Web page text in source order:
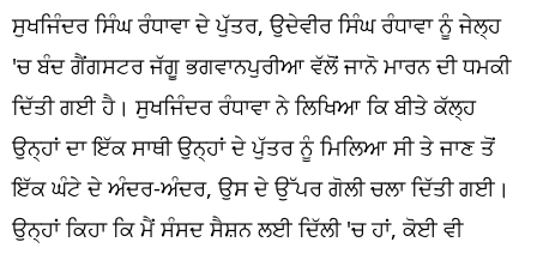
ਦੇਸ਼
ਲਾਈਫ ਸਟਾਈਲ
ਪੰਜਾਬ
ਧਰਮ
ਖੇਡਾਂ
ਸੁਖਜਿੰਦਰ ਸਿੰਘ ਰੰਧਾਵਾ ਦੇ ਪੁੱਤਰ, ਉਦੇਵੀਰ ਸਿੰਘ ਰੰਧਾਵਾ ਨੂੰ ਜੇਲ੍ਹ
'ਚ ਬੰਦ ਗੈਂਗਸਟਰ ਜੱਗੂ ਭਗਵਾਨਪੁਰੀਆ ਵੱਲੋਂ ਜਾਨੋ ਮਾਰਨ ਦੀ ਧਮਕੀ
ਦਿੱਤੀ ਗਈ ਹੈ। ਸੁਖਜਿੰਦਰ ਰੰਧਾਵਾ ਨੇ ਲਿਖਿਆ ਕਿ ਬੀਤੇ ਕੱਲ੍ਹ
ਉਨ੍ਹਾਂ ਦਾ ਇੱਕ ਸਾਥੀ ਉਨ੍ਹਾਂ ਦੇ ਪੁੱਤਰ ਨੂੰ ਮਿਲਿਆ ਸੀ ਤੇ ਜਾਣ ਤੋਂ
ਇੱਕ ਘੰਟੇ ਦੇ ਅੰਦਰ-ਅੰਦਰ, ਉਸ ਦੇ ਉੱਪਰ ਗੋਲੀ ਚਲਾ ਦਿੱਤੀ ਗਈ।
ਉਨ੍ਹਾਂ ਕਿਹਾ ਕਿ ਮੈਂ ਸੰਸਦ ਸੈਸ਼ਨ ਲਈ ਦਿੱਲੀ 'ਚ ਹਾਂ, ਕੋਈ ਵੀ